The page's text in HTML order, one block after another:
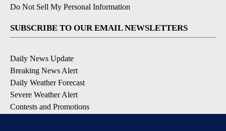
Do Not Sell My Personal Information
SUBSCRIBE TO OUR EMAIL NEWSLETTERS
Daily News Update
Breaking News Alert
Daily Weather Forecast
Severe Weather Alert
Contests and Promotions